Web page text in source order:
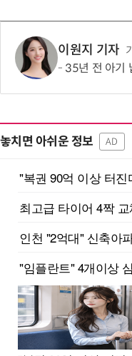
이원지 기자
35년 전 아기 납치한
놓치면 아쉬운 정보 AD